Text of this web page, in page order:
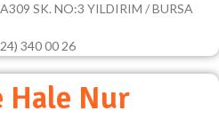
SK. NO:3 YILDIRIM / BURSA
340 00 26
Hale Nur